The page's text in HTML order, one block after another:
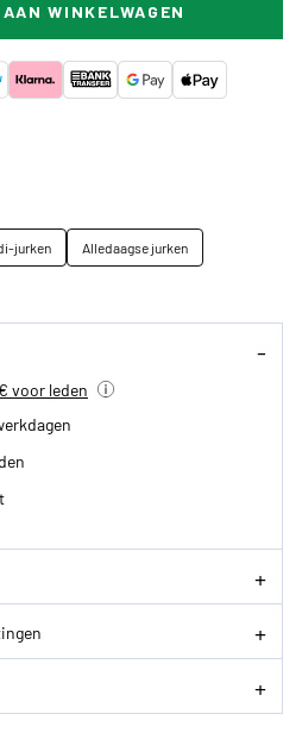
WINKELWAGEN
jurken
Alledaagse jurken
voor leden